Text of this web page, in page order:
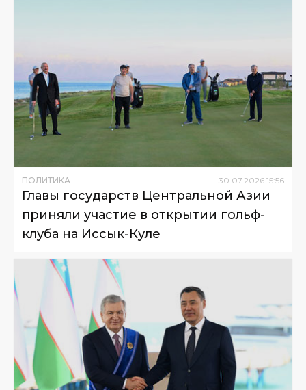
ПОЛИТИКА 30.07.2026 15:56
Главы государств Центральной Азии
приняли участие в открытии гольф-
клуба на Иссык-Куле